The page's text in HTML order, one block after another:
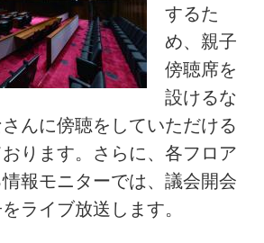
するた
め、親子
傍聴席を
設けるな
んに傍聴をしていただける
ります。さらに、各フロア
報モニターでは、議会開会
ライブ放送します。